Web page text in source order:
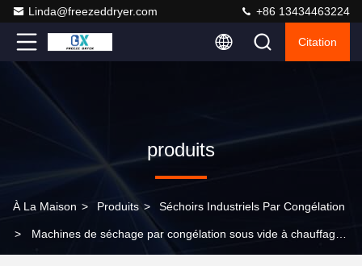
Linda@freezeddryer.com +86 13434463224
Citation
produits
À La Maison > Produits > Séchoirs Industriels Par Congélation
> Machines de séchage par congélation sous vide à chauffage